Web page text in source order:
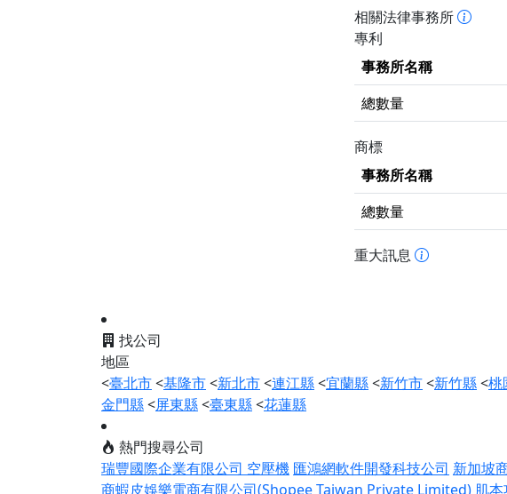
相關法律事務所
專利
事務所名稱
總數量
商標
事務所名稱
總數量
重大訊息
找公司
地區
<臺北市<基隆市<新北市<連江縣<宜蘭縣<新竹市<新竹縣<桃
金門縣<屏東縣<臺東縣<花蓮縣
熱門搜尋公司
瑞豐國際企業有限公司 空壓機 匯鴻網軟件開發科技公司 新加坡
商蝦皮娛樂電商有限公司(Shopee Taiwan Private Limited) 肌